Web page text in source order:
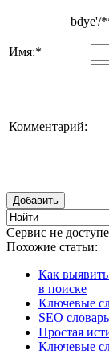
bdye'/
Имя:*
Комментарий:
Добавить
Сервис не
Похожие статьи:
Как
в поиске
Ключевые
SEO
Простая
Ключевые